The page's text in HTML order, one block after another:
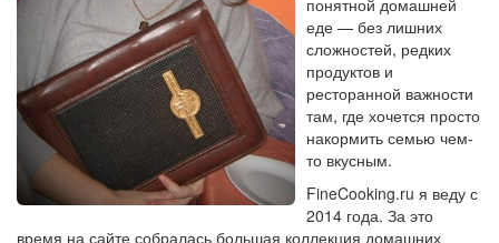
понятной домашней
еде — без лишних
сложностей, редких
продуктов и
ресторанной важности
там, где хочется просто
накормить семью чем-
то вкусным.
FineCooking.ru я веду с
2014 года. За это
время на сайте собралась большая коллекция домашних